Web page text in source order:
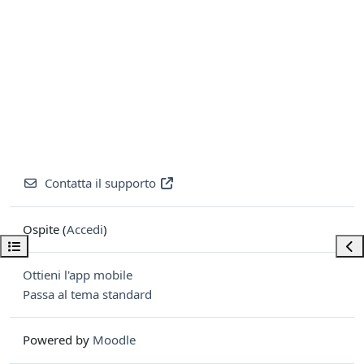
Apri indice del corso
Contatta il supporto
Ospite (Accedi)
Ottieni l'app mobile
Passa al tema standard
Powered by Moodle